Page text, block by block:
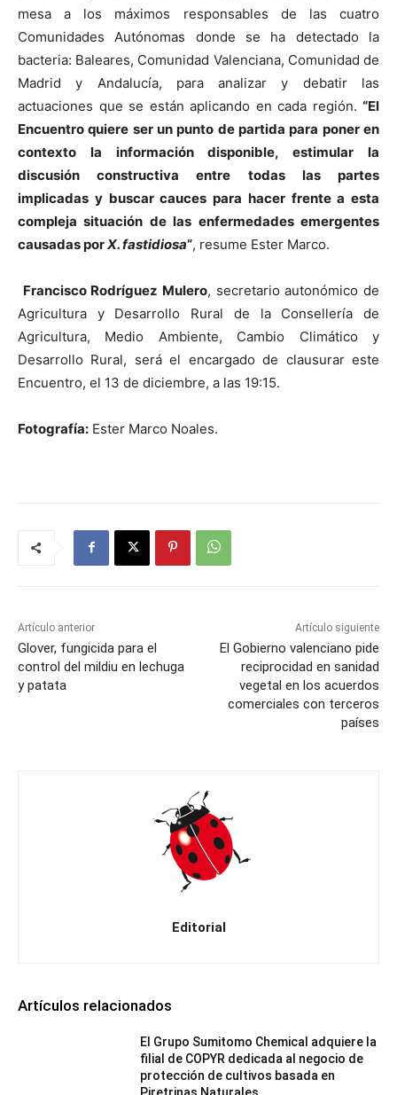
mesa a los máximos responsables de las cuatro
Comunidades Autónomas donde se ha detectado la
bacteria: Baleares, Comunidad Valenciana, Comunidad de
Madrid y Andalucía, para analizar y debatir las
actuaciones que se están aplicando en cada región. “El
Encuentro quiere ser un punto de partida para poner en
contexto la información disponible, estimular la
discusión constructiva entre todas las partes
implicadas y buscar cauces para hacer frente a esta
compleja situación de las enfermedades emergentes
causadas porX. fastidiosa”, resume Ester Marco.
Francisco Rodríguez Mulero, secretario autonómico de
Agricultura y Desarrollo Rural de la Consellería de
Agricultura, Medio Ambiente, Cambio Climático y
Desarrollo Rural, será el encargado de clausurar este
Encuentro, el 13 de diciembre, a las 19:15.
Fotografía: Ester Marco Noales.
Artículo anterior
Glover, fungicida para el
control del mildiu en lechuga
y patata
Artículo siguiente
El Gobierno valenciano pide
reciprocidad en sanidad
vegetal en los acuerdos
comerciales con terceros
países
Editorial
Artículos relacionados
El Grupo Sumitomo Chemical adquiere la
filial de COPYR dedicada al negocio de
protección de cultivos basada en